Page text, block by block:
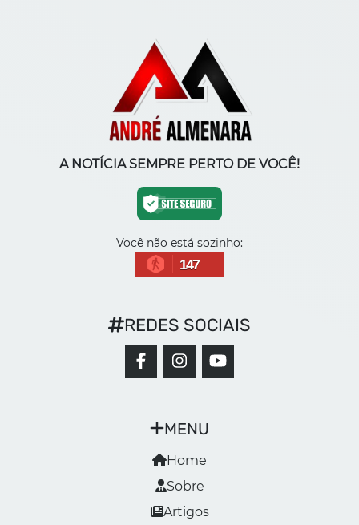
A NOTÍCIA SEMPRE PERTO DE VOCÊ!
Você não está sozinho:
147
MENU
Home
Sobre
Artigos
REDES SOCIAIS